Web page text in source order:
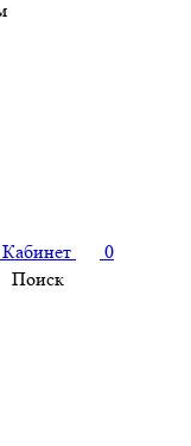
Кабинет
0
Поиск